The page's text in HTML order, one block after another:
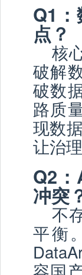
Q1
点？
核
破解
破数
路质
现数
让治
Q2
冲突
不
平衡
容国